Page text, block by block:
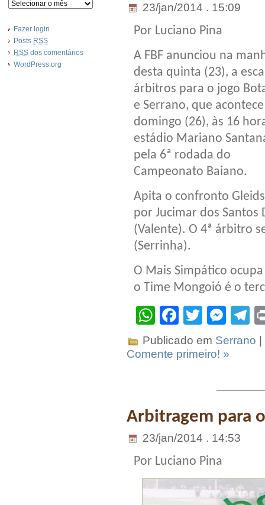
Fazer login
Posts RSS
RSS dos comentários
WordPress.org
23/jan/2014 . 15:09
Por Luciano Pina
A FBF anunciou na
desta quinta (23), a
árbitros para o jogo
e Serrano, que
domingo (26), às 16
estádio Mariano
pela 6ª rodada do
Campeonato Baiano.
Apita o confronto
por Jucimar dos Santos
(Valente). O 4ª árbitro
(Serrinha).
O Mais Simpático
o Time Mongoió é o
WhatsApp
Facebook
Twitter
Publicado em Serrano |
Comente primeiro! »
Arbitragem para
23/jan/2014 . 14:53
Por Luciano Pina